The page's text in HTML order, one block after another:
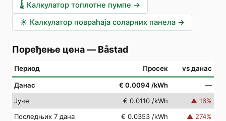
🌡️ Калкулатор топлотне пумпе →
☀️ Калкулатор повраћаја соларних панела →
Поређење цена— Båstad
Период Просек vs данас
Данас € 0.0094 /kWh
—
Јуче
€ 0.0110 /kWh ▲ 16%
Последњих 7 дана
€ 0.0353 /kWh ▲ 274%